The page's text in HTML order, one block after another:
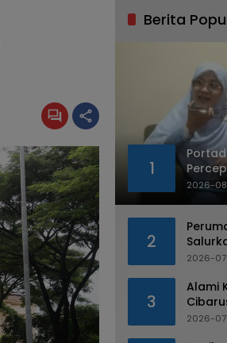
Berita
1
2026-
2
Untuk
2026-
3
Alami
dan
2026-